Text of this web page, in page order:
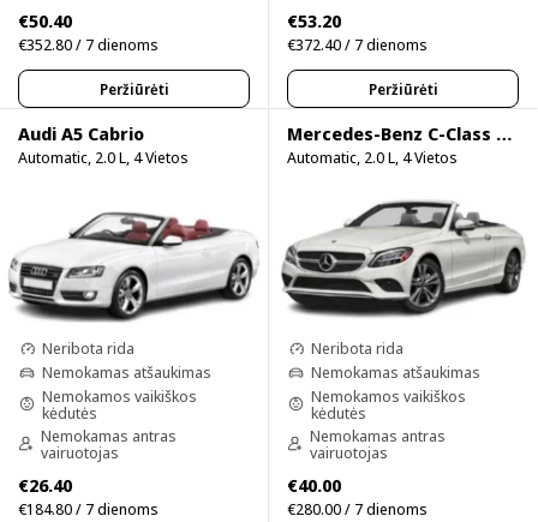
€50.40
€352.80 / 7 dienoms
Peržiūrėti
€53.20
€372.40 / 7 dienoms
Peržiūrėti
Audi A5 Cabrio
Automatic, 2.0 L, 4 Vietos
Neribota rida
Nemokamas atšaukimas
Nemokamos vaikiškos
kėdutės
Nemokamas antras
vairuotojas
€26.40
€184.80 / 7 dienoms
Mercedes-Benz C-Class Cabrio
Automatic, 2.0 L, 4 Vietos
Neribota rida
Nemokamas atšaukimas
Nemokamos vaikiškos
kėdutės
Nemokamas antras
vairuotojas
€40.00
€280.00 / 7 dienoms